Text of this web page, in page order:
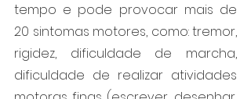
tempo e pode provocar mais de
20 sintomas motores, como: tremor,
rigidez, dificuldade de marcha,
dificuldade de realizar atividades